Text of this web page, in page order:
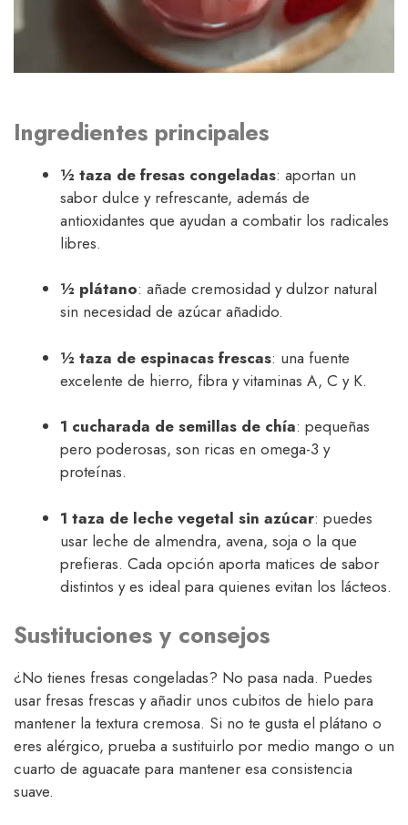
Ingredientes principales
½ taza de fresas congeladas: aportan un
sabor dulce y refrescante, además de
antioxidantes que ayudan a combatir los radicales
libres.
½ plátano: añade cremosidad y dulzor natural
sin necesidad de azúcar añadido.
½ taza de espinacas frescas: una fuente
excelente de hierro, fibra y vitaminas A, C y K.
1 cucharada de semillas de chía: pequeñas
pero poderosas, son ricas en omega-3 y
proteínas.
1 taza de leche vegetal sin azúcar: puedes
usar leche de almendra, avena, soja o la que
prefieras. Cada opción aporta matices de sabor
distintos y es ideal para quienes evitan los lácteos.
Sustituciones y consejos
¿No tienes fresas congeladas? No pasa nada. Puedes
usar fresas frescas y añadir unos cubitos de hielo para
mantener la textura cremosa. Si no te gusta el plátano o
eres alérgico, prueba a sustituirlo por medio mango o un
cuarto de aguacate para mantener esa consistencia
suave.